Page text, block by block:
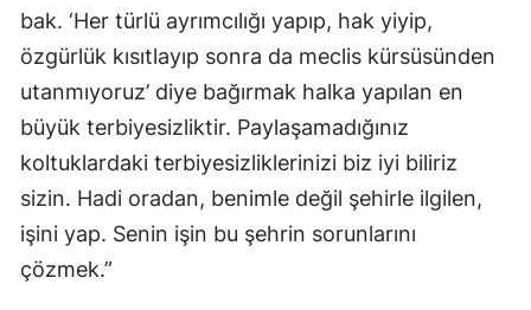
bak. ‘Her türlü ayrımcılığı yapıp, hak yiyip,
özgürlük kısıtlayıp sonra da meclis kürsüsünden
utanmıyoruz’ diye bağırmak halka yapılan en
büyük terbiyesizliktir. Paylaşamadığınız
koltuklardaki terbiyesizliklerinizi biz iyi biliriz
sizin. Hadi oradan, benimle değil şehirle ilgilen,
işini yap. Senin işin bu şehrin sorunlarını
çözmek.”